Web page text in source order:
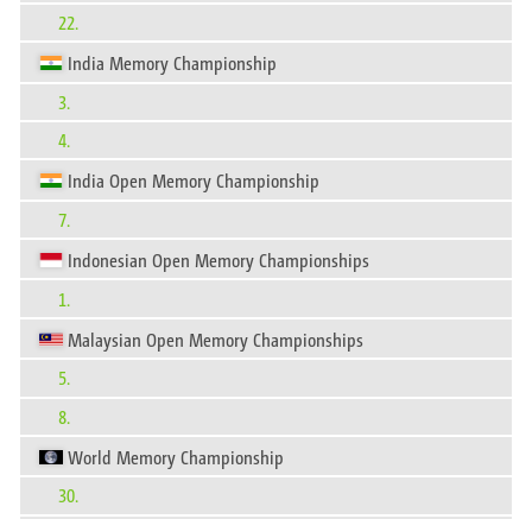
22.
India Memory Championship
3.
4.
India Open Memory Championship
7.
Indonesian Open Memory Championships
1.
Malaysian Open Memory Championships
5.
8.
World Memory Championship
30.